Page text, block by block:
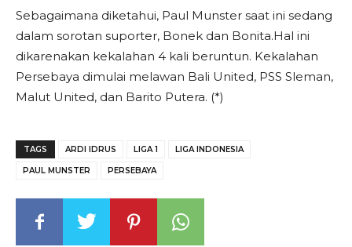
Sebagaimana diketahui, Paul Munster saat ini sedang
dalam sorotan suporter, Bonek dan Bonita.Hal ini
dikarenakan kekalahan 4 kali beruntun. Kekalahan
Persebaya dimulai melawan Bali United, PSS Sleman,
Malut United, dan Barito Putera. (*)
TAGS ARDI IDRUS LIGA 1 LIGA INDONESIA
PAUL MUNSTER PERSEBAYA